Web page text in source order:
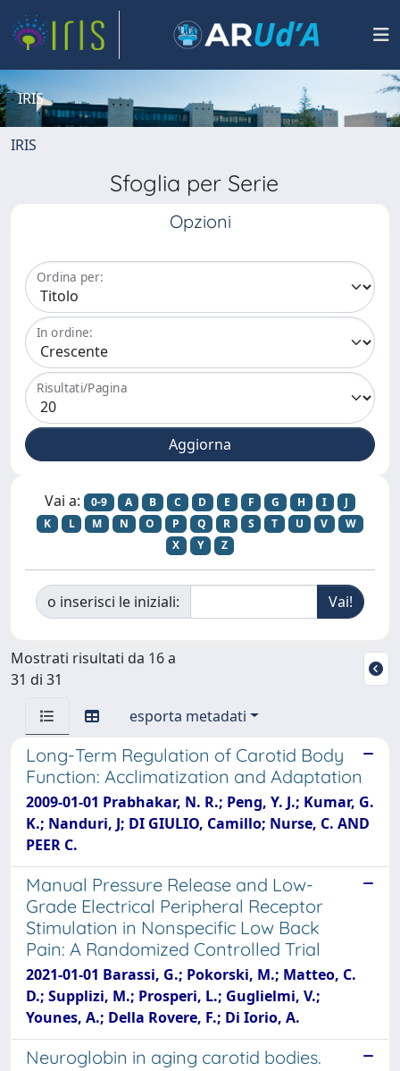
IRIS
IRIS
Sfoglia per Serie
Opzioni
Ordina per:
In ordine:
Risultati/Pagina
Vai a: 0-9 A B C D E F G H I
J
K
L M N O P Q R S T U V
W
X
Y Z
o inserisci le iniziali:
Mostrati risultati da 16 a
31 di 31
esporta metadati
Long-Term Regulation of Carotid Body
Function: Acclimatization and Adaptation
2009-01-01 Prabhakar, N. R.; Peng, Y. J.; Kumar, G.
K.; Nanduri, J; DI GIULIO, Camillo; Nurse, C. AND
PEER C.
Manual Pressure Release and Low-
Grade Electrical Peripheral Receptor
Stimulation in Nonspecific Low Back
Pain: A Randomized Controlled Trial
2021-01-01 Barassi, G.; Pokorski, M.; Matteo, C.
D.; Supplizi, M.; Prosperi, L.; Guglielmi, V.;
Younes, A.; Della Rovere, F.; Di Iorio, A.
Neuroglobin in aging carotid bodies.